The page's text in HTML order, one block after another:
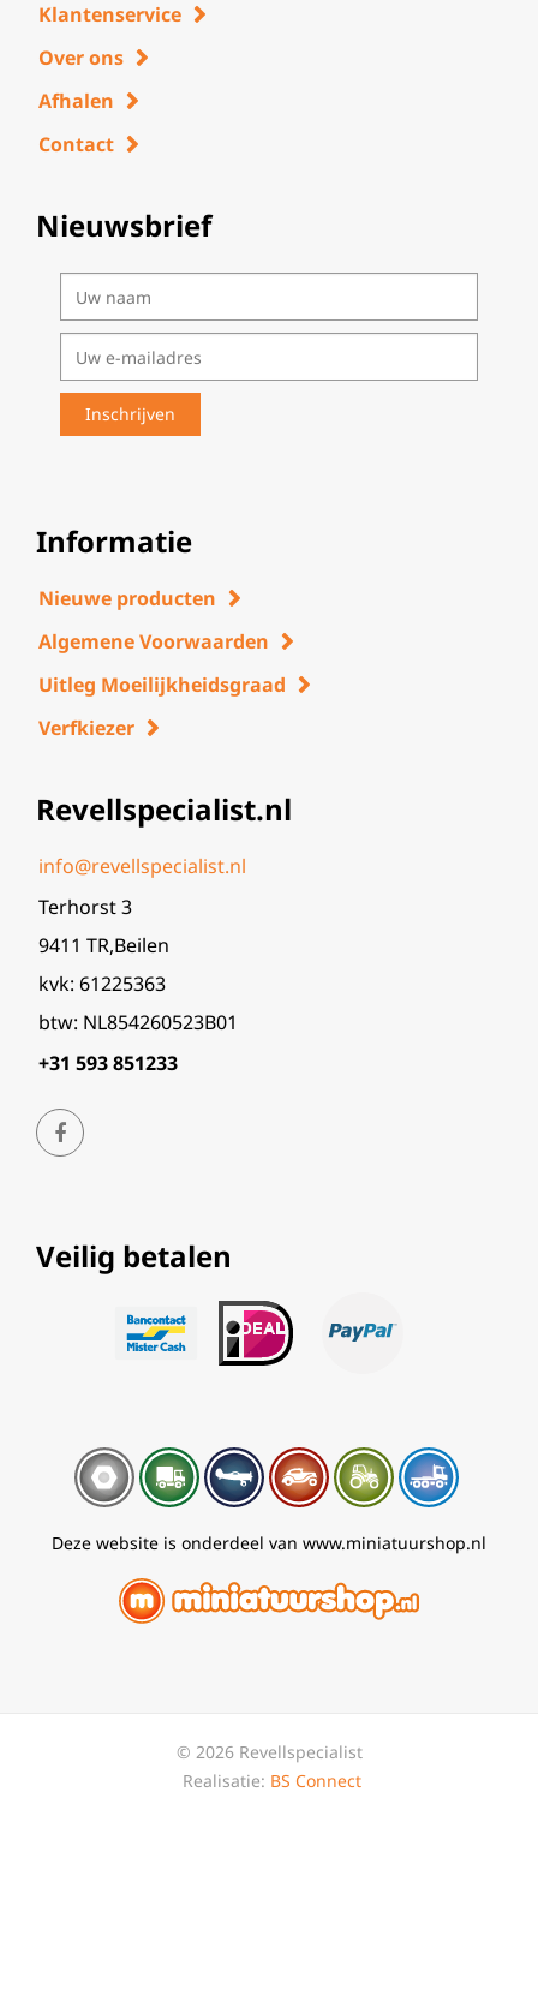
Klantenservice
Over ons
Afhalen
Contact
Nieuwsbrief
Informatie
Nieuwe producten
Algemene Voorwaarden
Uitleg Moeilijkheidsgraad
Verfkiezer
Revellspecialist.nl
info@revellspecialist.nl
Terhorst 3
9411 TR,Beilen
kvk: 61225363
btw: NL854260523B01
+31 593 851233
Veilig betalen
Deze website is onderdeel van www.miniatuurshop.nl
© 2026 Revellspecialist
Realisatie: BS Connect